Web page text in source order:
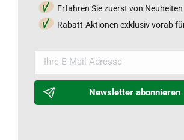
Erfahren Sie zuerst von Neuheiten
Rabatt-Aktionen exklusiv vorab
Newsletter abonnieren